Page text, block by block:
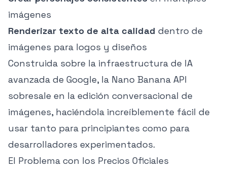
imágenes
Renderizar texto de alta calidad dentro de
imágenes para logos y diseños
Construida sobre la infraestructura de IA
avanzada de Google, la Nano Banana API
sobresale en la edición conversacional de
imágenes, haciéndola increíblemente fácil de
usar tanto para principiantes como para
desarrolladores experimentados.
El Problema con los Precios Oficiales